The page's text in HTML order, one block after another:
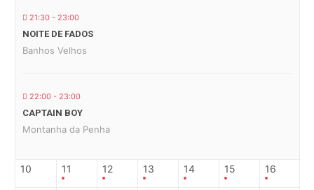
21:30 - 23:00
NOITE DE FADOS
Banhos Velhos
22:00 - 23:00
CAPTAIN BOY
Montanha da Penha
10 11 12 13 14 15 16